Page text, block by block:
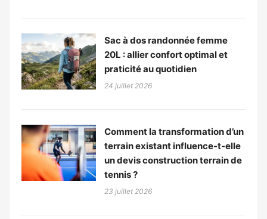
Sac à dos randonnée femme
20L : allier confort optimal et
praticité au quotidien
24 juillet 2026
Comment la transformation d’un
terrain existant influence-t-elle
un devis construction terrain de
tennis ?
23 juillet 2026